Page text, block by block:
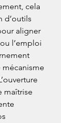
cela
d’outils
aligner
l’emploi
mécanisme
maîtrise